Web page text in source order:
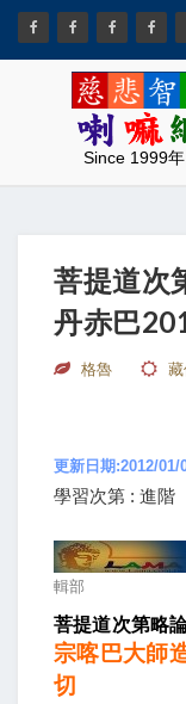
Since 1999年
菩提道
丹赤巴
格魯
更新日期:2012/01/
學習次第 : 進階
輯部
菩提道次第略
宗喀巴大師
切